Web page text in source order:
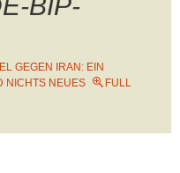
GEGEN IRAN: EIN
NICHTS NEUES
FULL